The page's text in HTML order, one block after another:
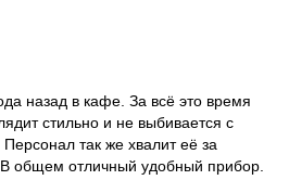
назад в кафе. За всё это время
стильно и не выбивается с
так же хвалит её за
В общем отличный удобный прибор.